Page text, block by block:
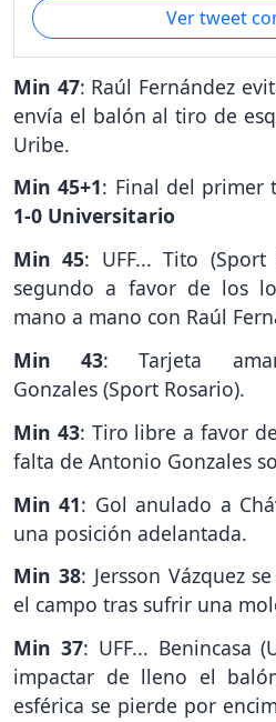
Ver tweet
Min 47: Raúl Fernández
envía el balón al tiro de
Uribe.
Min 45+1: Final del primer
1-0 Universitario
Min 45: UFF... Tito
segundo a favor de los
mano a mano con Raúl
Min 43: Tarjeta
Gonzales (Sport Rosario).
Min 43: Tiro libre a favor
falta de Antonio Gonzales
Min 41: Gol anulado a
una posición adelantada.
Min 38: Jersson Vázquez
el campo tras sufrir una
Min 37: UFF... Benincasa
impactar de lleno el
esférica se pierde por